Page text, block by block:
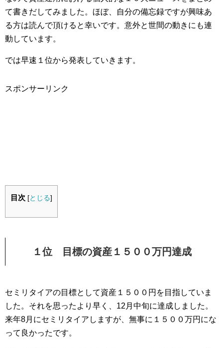
て書きだしてみました。ほぼ、自分の備忘録ですが興味あ
る方は読んで頂けると幸いです。意外と世間の動きにも連
動しています。
では早速１位から発表していきます。
スポンサーリンク
目次 [とじる]
１位 目標の資産１５００万円達成
セミリタイアの目標として資産１５００円を目指していま
した。それを思ったより早く、12月中旬に達成しました。
来年8月にセミリタイアしますが、無事に１５００万円にな
って良かったです。